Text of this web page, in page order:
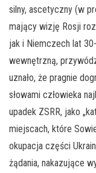
silny, ascetyczny (w
mający wizję Rosji
jak i Niemczech lat
wewnętrzną,
uznało, że pragnie
słowami człowieka
upadek ZSRR, jako
miejscach, które
okupacja części
żądania, nakazujące